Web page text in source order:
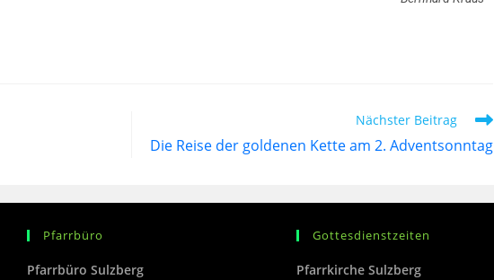
Nächster Beitrag
Die Reise der goldenen Kette am 2. Adventsonntag
Pfarrbüro
Pfarrbüro Sulzberg
Gottesdienstzeiten
Pfarrkirche Sulzberg